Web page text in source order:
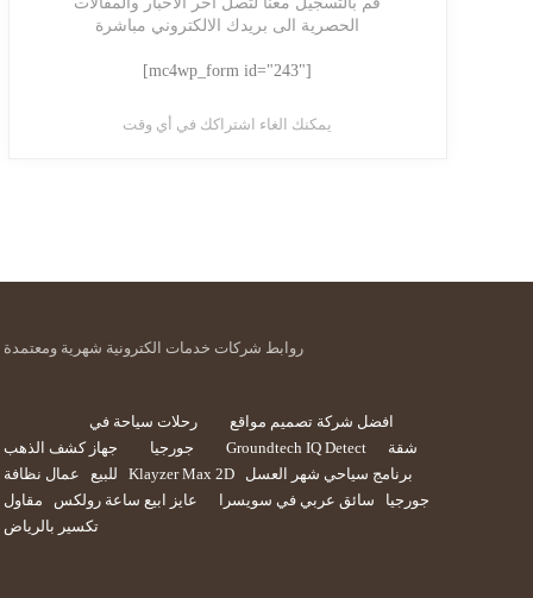
الحصرية الى بريدك الالكتروني مباشرة
[mc4wp_form id="243"]
يمكنك الغاء اشتراكك في أي وقت
روابط شركات خدمات الكترونية شهرية ومعتمدة
افضل شركة تصميم مواقع
رحلات سياحة في
جورجيا
جهاز كشف الذهب Groundtech IQ Detect
شقة
للبيع
عمال نظافة Klayzer Max 2D
برنامج سياحي شهر العسل
جورجيا
سائق عربي في سويسرا عايز ابيع ساعة رولكس
مقاول
تكسير بالرياض